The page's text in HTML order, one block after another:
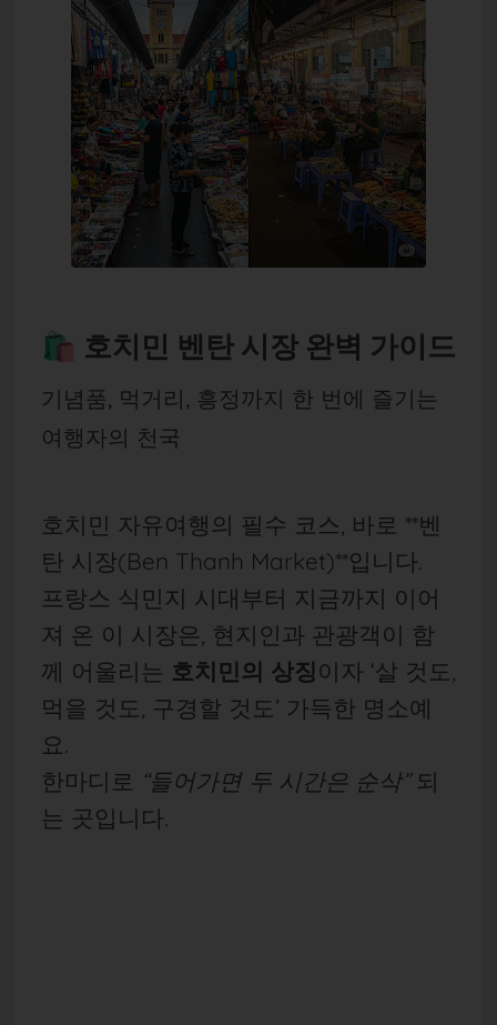
🛍 호치민 벤탄 시장 완벽 가이드
기념품, 먹거리, 흥정까지 한 번에 즐기는
여행자의 천국
호치민 자유여행의 필수 코스, 바로 **벤
탄 시장(Ben Thanh Market)**입니다.
프랑스 식민지 시대부터 지금까지 이어
져 온 이 시장은, 현지인과 관광객이 함
께 어울리는 호치민의 상징이자 ‘살 것도,
먹을 것도, 구경할 것도’ 가득한 명소예
요.
한마디로 “들어가면 두 시간은 순삭”되
는 곳입니다.